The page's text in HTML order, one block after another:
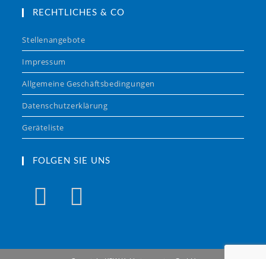
RECHTLICHES & CO
Stellenangebote
Impressum
Allgemeine Geschäftsbedingungen
Datenschutzerklärung
Geräteliste
FOLGEN SIE UNS